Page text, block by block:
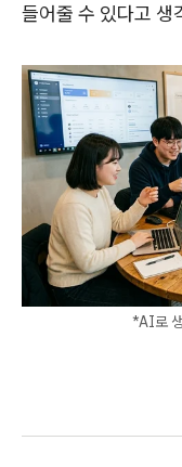
들어줄 수 있다고 생
*AI로